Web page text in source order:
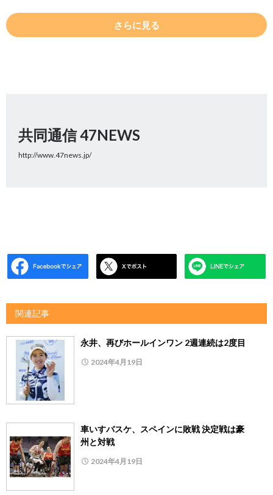
さらに見る
共同通信 47NEWS
http://www.47news.jp/
関連記事
永井、再びホールインワン 2週連続は2度目
2024年4月19日
車いすバスケ、スペインに敗戦 決定戦は豪
州と対戦
2024年4月19日